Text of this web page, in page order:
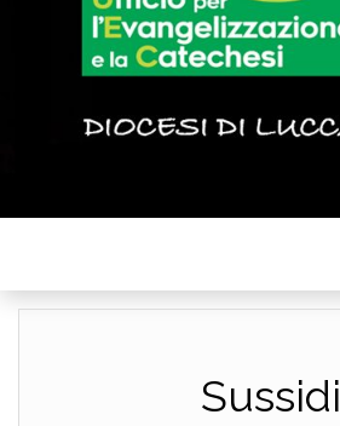
Sussidi